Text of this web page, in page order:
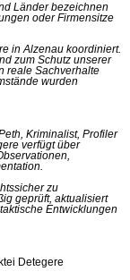
Länder bezeichnen
oder Firmensitze
in Alzenau koordiniert.
zum Schutz unserer
reale Sachverhalte
wurden
Kriminalist, Profiler
verfügt über
zu
geprüft, aktualisiert
Entwicklungen